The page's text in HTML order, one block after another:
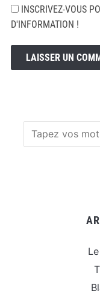
INSCRIVEZ-VOUS
D'INFORMATION !